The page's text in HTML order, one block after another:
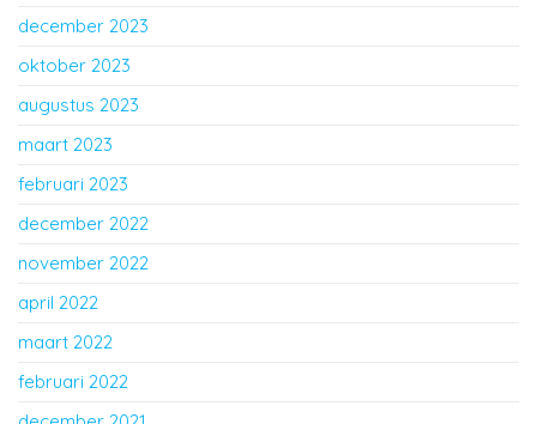
december 2023
oktober 2023
augustus 2023
maart 2023
februari 2023
december 2022
november 2022
april 2022
maart 2022
februari 2022